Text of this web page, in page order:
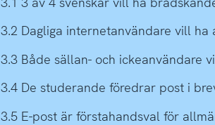
3.2 Dagliga internetanvändare vill
3.3 Både sällan- och ickeanvändare
3.4 De studerande föredrar post i
3.5 E-post är förstahandsval för